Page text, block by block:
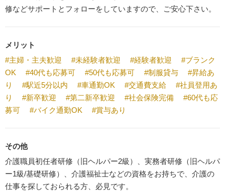
修などサポートとフォローをしていますので、ご安心下さい。
メリット
#主婦・主夫歓迎
#未経験者歓迎 #経験者歓迎
#ブランク
OK
#40代も応募可 #50代も応募可 #制服貸与
#昇給あ
り
#駅近5分以内 #車通勤OK #交通費支給
#社員登用あ
り
#新卒歓迎 #第二新卒歓迎 #社会保険完備
#60代も応
募可
#バイク通勤OK #賞与あり
その他
介護職員初任者研修（旧ヘルパー2級）、実務者研修（旧ヘルパ
ー1級/基礎研修）、介護福祉士などの資格をお持ちで、介護の
仕事を探しておられる方、必見です。